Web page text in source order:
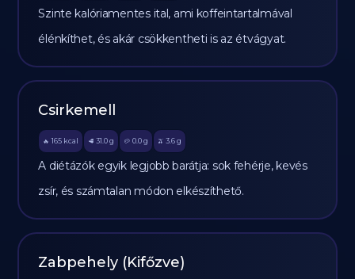
Szinte kalóriamentes ital, ami koffeintartalmával
élénkíthet, és akár csökkentheti is az étvágyat.
Csirkemell
🔥 165 kcal 🥩 31.0 g 🥔 0.0g 🫒 3.6 g
A diétázók egyik legjobb barátja: sok fehérje, kevés
zsír, és számtalan módon elkészíthető.
Zabpehely (Kifőzve)